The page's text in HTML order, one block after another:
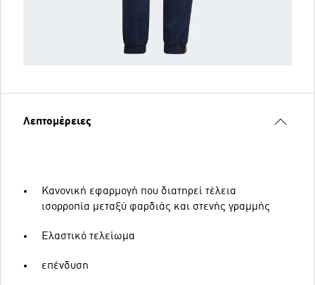
Λεπτομέρειες
Κανονική εφαρμογή που διατηρεί τέλεια
ισορροπία μεταξύ φαρδιάς και στενής γραμμής
Ελαστικό τελείωμα
επένδυση